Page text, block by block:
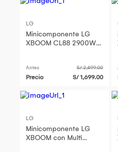
LG
Minicomponente LG
XBOOM CL88 2900W
Antes S/ 2,499.00
Precio S/ 1,699.00
LG
Minicomponente LG
XBOOM con Multi